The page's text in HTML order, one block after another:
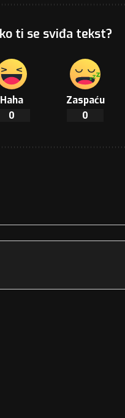
ti se sviđa tekst?
Haha
0
Zaspaću
0